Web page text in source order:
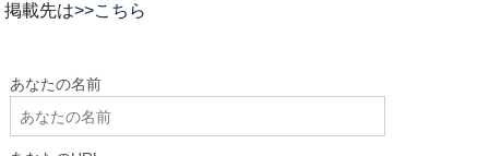
掲載先は>>こちら
あなたの名前